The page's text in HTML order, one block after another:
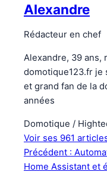
Alexandre
Rédacteur en chef
Alexandre, 39 ans,
domotique123.fr je
et grand fan de la
années
Domotique /
Voir ses 961
Précédent :
Home Assistant et